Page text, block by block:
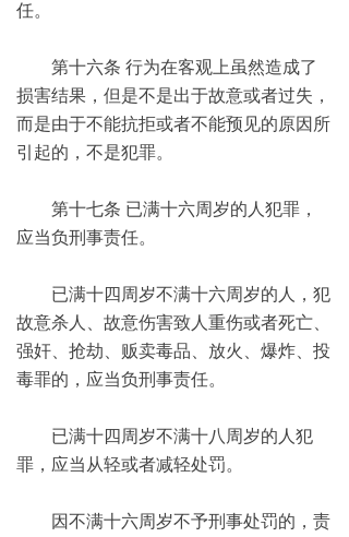
任。
第十六条 行为在客观上虽然造成了
损害结果，但是不是出于故意或者过失，
而是由于不能抗拒或者不能预见的原因所
引起的，不是犯罪。
第十七条 已满十六周岁的人犯罪，
应当负刑事责任。
已满十四周岁不满十六周岁的人，犯
故意杀人、故意伤害致人重伤或者死亡、
强奸、抢劫、贩卖毒品、放火、爆炸、投
毒罪的，应当负刑事责任。
已满十四周岁不满十八周岁的人犯
罪，应当从轻或者减轻处罚。
因不满十六周岁不予刑事处罚的，责